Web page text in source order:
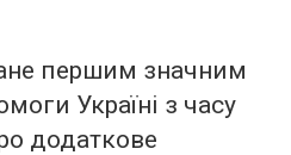
першим значним
Україні з часу
додаткове